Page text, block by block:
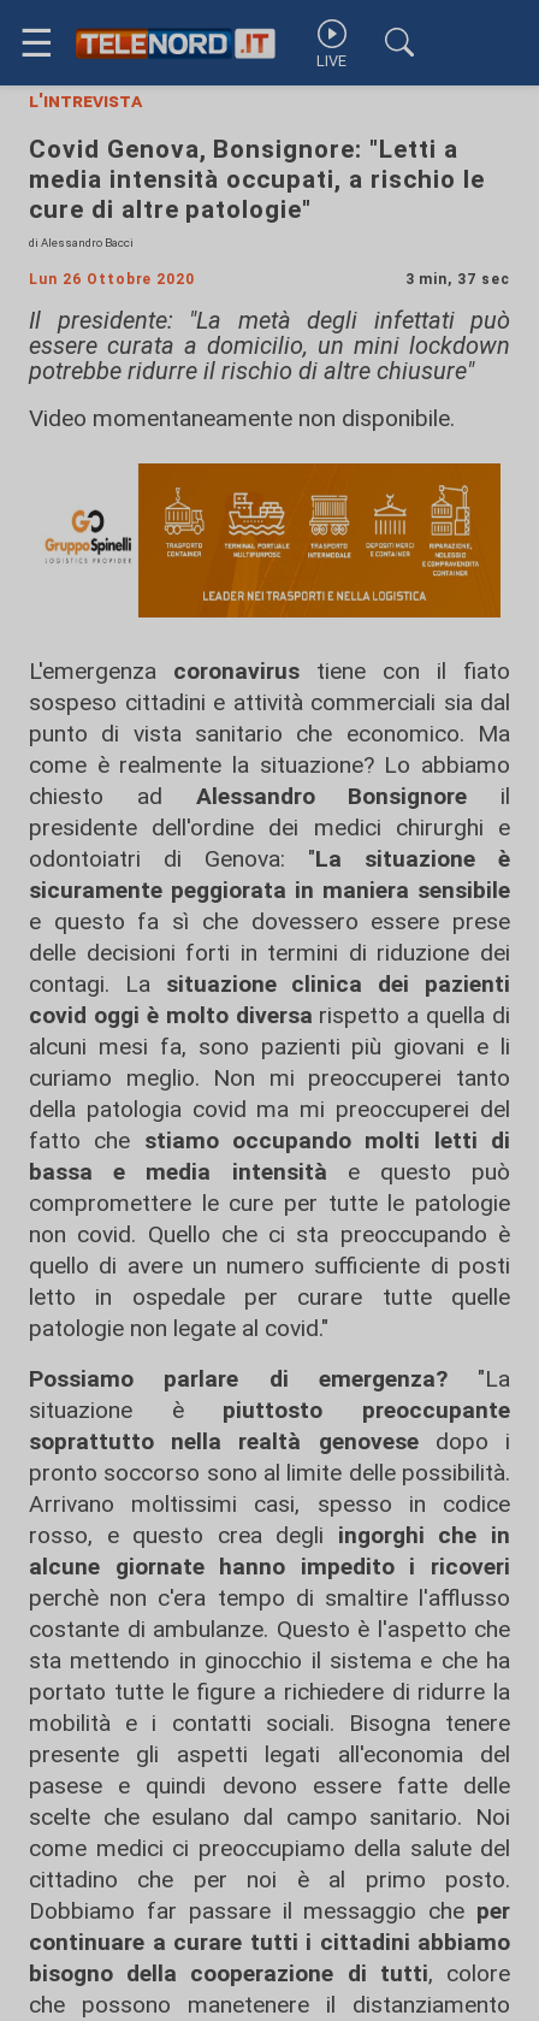
☰ LIVE
l'intrevista
Covid Genova, Bonsignore: "Letti a
media intensità occupati, a rischio le
cure di altre patologie"
di Alessandro Bacci
Lun 26 Ottobre 2020 3 min, 37 sec
Il presidente: "La metà degli infettati può
essere curata a domicilio, un mini lockdown
potrebbe ridurre il rischio di altre chiusure"
Video momentaneamente non disponibile.
L'emergenza coronavirus tiene con il fiato
sospeso cittadini e attività commerciali sia dal
punto di vista sanitario che economico. Ma
come è realmente la situazione? Lo abbiamo
chiesto ad Alessandro Bonsignore il
presidente dell'ordine dei medici chirurghi e
odontoiatri di Genova: "La situazione è
sicuramente peggiorata in maniera sensibile
e questo fa sì che dovessero essere prese
delle decisioni forti in termini di riduzione dei
contagi. Lasituazione clinica dei pazienti
covid oggi è molto diversa rispetto a quella di
alcuni mesi fa, sono pazienti più giovani e li
curiamo meglio. Non mi preoccuperei tanto
della patologia covid ma mi preoccuperei del
fatto che stiamo occupando molti letti di
bassa e media intensità e questo può
compromettere le cure per tutte le patologie
non covid. Quello che ci sta preoccupando è
quello di avere un numero sufficiente di posti
letto in ospedale per curare tutte quelle
patologie non legate al covid."
Possiamo parlare di emergenza?"La
situazione è piuttosto preoccupante
soprattutto nella realtà genovesedopo i
pronto soccorso sono al limite delle possibilità.
Arrivano moltissimi casi, spesso in codice
rosso, e questo crea degli ingorghi che in
alcune giornate hanno impedito i ricoveri
perchè non c'era tempo di smaltire l'afflusso
costante di ambulanze. Questo è l'aspetto che
sta mettendo in ginocchio il sistema e che ha
portato tutte le figure a richiedere di ridurre la
mobilità e i contatti sociali. Bisogna tenere
presente gli aspetti legati all'economia del
pasese e quindi devono essere fatte delle
scelte che esulano dal campo sanitario. Noi
come medici ci preoccupiamo della salute del
cittadino che per noi è al primo posto.
Dobbiamo far passare il messaggio che per
continuare a curare tutti i cittadini abbiamo
bisogno della cooperazione di tutti, colore
che possono manetenere il distanziamento